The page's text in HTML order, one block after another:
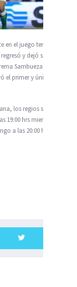
en el juego terminó
y dejó solo
Sambueza,
el primer y único
los regios se
hrs mientras
a las 20:00 hrs